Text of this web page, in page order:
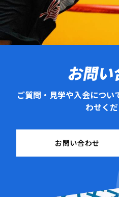
お問い
ご質問・見学や入会につい
わせくだ
お問い合わせ